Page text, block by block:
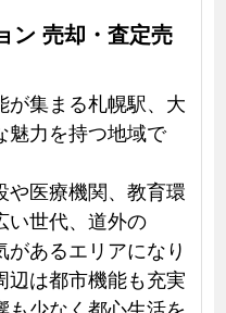
ン 売却・査定売
が集まる札幌駅、大
魅力を持つ地域で
や医療機関、教育環
い世代、道外の
あるエリアになり
辺は都市機能も充実